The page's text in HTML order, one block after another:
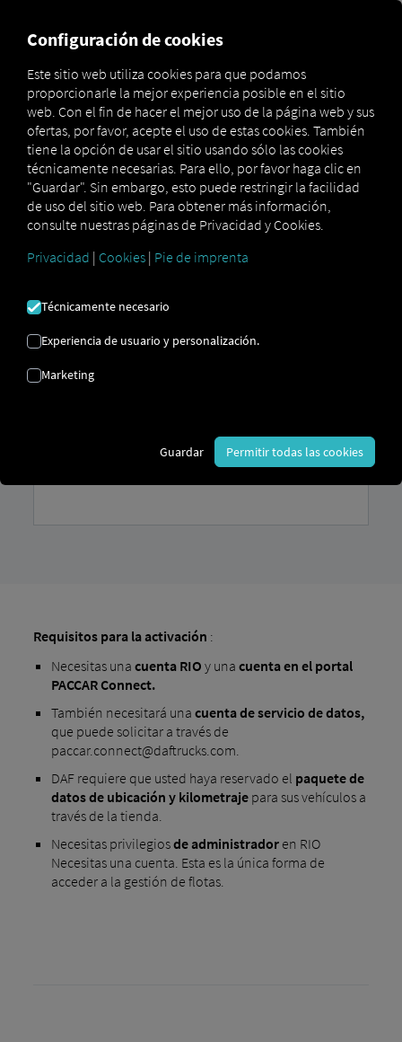
Marketplace Connectors Daf Connect How to
Incorporación de DAF
equipar sus vehículos con RIO para
Requisitos para la activación :
Necesitas una cuenta RIO y una cuenta en el portal
PACCAR Connect.
También necesitará una cuenta de servicio de datos,
que puede solicitar a través de
paccar.connect@daftrucks.com.
DAF requiere que usted haya reservado el paquete de
datos de ubicación y kilometrajepara sus vehículos a
través de la tienda.
Necesitas privilegiosde administradoren RIO
Necesitas una cuenta. Esta es la única forma de
acceder a la gestión de flotas.
Configuración de cookies
Este sitio web utiliza cookies para que podamos
proporcionarle la mejor experiencia posible en el sitio
web. Con el fin de hacer el mejor uso de la página web y sus
ofertas, por favor, acepte el uso de estas cookies. También
tiene la opción de usar el sitio usando sólo las cookies
técnicamente necesarias. Para ello, por favor haga clic en
"Guardar". Sin embargo, esto puede restringir la facilidad
de uso del sitio web. Para obtener más información,
consulte nuestras páginas de Privacidad y Cookies.
Privacidad | Cookies | Pie de imprenta
Técnicamente necesario
Experiencia de usuario y personalización.
Marketing
Guardar Permitir todas las cookies